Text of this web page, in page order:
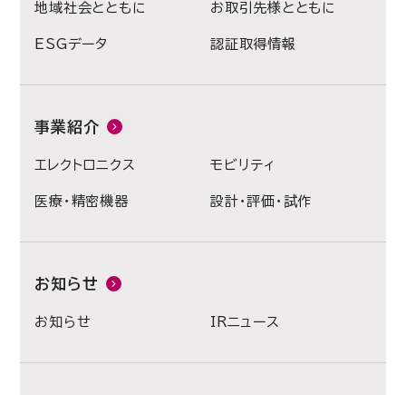
地域社会とともに お取引先様とともに
ESGデータ 認証取得情報
事業紹介
エレクトロニクス モビリティ
医療・精密機器 設計・評価・試作
お知らせ
お知らせ IRニュース